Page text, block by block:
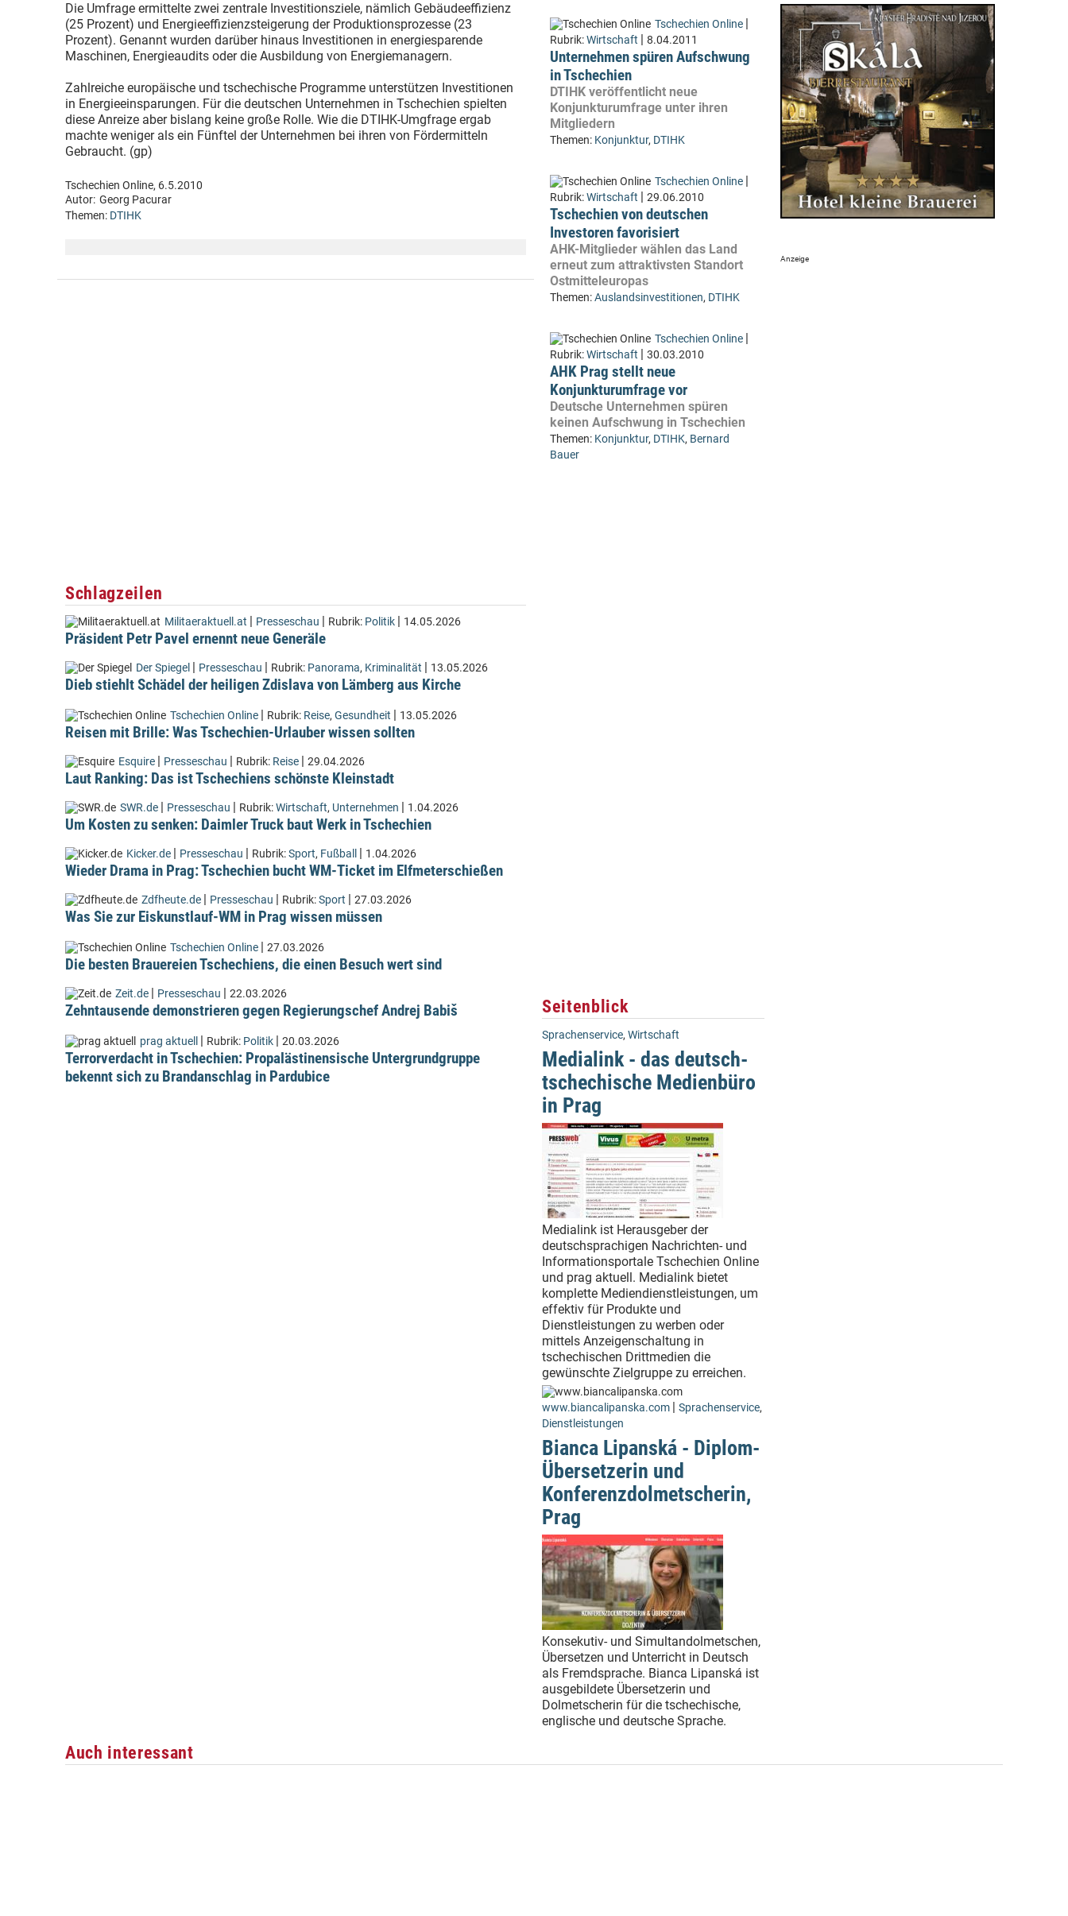
Die Umfrage ermittelte zwei zentrale Investitionsziele, nämlich Gebäudeeffizienz
(25 Prozent) und Energieeffizienzsteigerung der Produktionsprozesse (23
Prozent). Genannt wurden darüber hinaus Investitionen in energiesparende
Maschinen, Energieaudits oder die Ausbildung von Energiemanagern.
Zahlreiche europäische und tschechische Programme unterstützen Investitionen
in Energieeinsparungen. Für die deutschen Unternehmen in Tschechien spielten
diese Anreize aber bislang keine große Rolle. Wie die DTIHK-Umgfrage ergab
machte weniger als ein Fünftel der Unternehmen bei ihren von Fördermitteln
Gebraucht. (gp)
Tschechien Online, 6.5.2010
Autor: Georg Pacurar
Themen: DTIHK
Schlagzeilen
Militaeraktuell.at | Presseschau | Rubrik: Politik | 14.05.2026
Präsident Petr Pavel ernennt neue Generäle
Der Spiegel | Presseschau | Rubrik: Panorama, Kriminalität | 13.05.2026
Dieb stiehlt Schädel der heiligen Zdislava von Lämberg aus Kirche
Tschechien Online | Rubrik: Reise, Gesundheit | 13.05.2026
Reisen mit Brille: Was Tschechien-Urlauber wissen sollten
Esquire | Presseschau | Rubrik: Reise | 29.04.2026
Laut Ranking: Das ist Tschechiens schönste Kleinstadt
SWR.de | Presseschau | Rubrik:Wirtschaft, Unternehmen | 1.04.2026
Um Kosten zu senken: Daimler Truck baut Werk in Tschechien
Kicker.de | Presseschau | Rubrik:Sport, Fußball | 1.04.2026
Wieder Drama in Prag: Tschechien bucht WM-Ticket im Elfmeterschießen
Zdfheute.de | Presseschau | Rubrik:Sport | 27.03.2026
Was Sie zur Eiskunstlauf-WM in Prag wissen müssen
Tschechien Online | 27.03.2026
Die besten Brauereien Tschechiens, die einen Besuch wert sind
Zeit.de | Presseschau | 22.03.2026
Zehntausende demonstrieren gegen Regierungschef Andrej Babiš
prag aktuell | Rubrik: Politik | 20.03.2026
Terrorverdacht in Tschechien: Propalästinensische Untergrundgruppe
bekennt sich zu Brandanschlag in Pardubice
Tschechien Online |
Rubrik:Wirtschaft | 8.04.2011
Unternehmen spüren Aufschwung
in Tschechien
DTIHK veröffentlicht neue
Konjunkturumfrage unter ihren
Mitgliedern
Themen: Konjunktur, DTIHK
Tschechien Online |
Rubrik:Wirtschaft | 29.06.2010
Tschechien von deutschen
Investoren favorisiert
AHK-Mitglieder wählen das Land
erneut zum attraktivsten Standort
Ostmitteleuropas
Themen:Auslandsinvestitionen, DTIHK
Tschechien Online |
Rubrik:Wirtschaft | 30.03.2010
AHK Prag stellt neue
Konjunkturumfrage vor
Deutsche Unternehmen spüren
keinen Aufschwung in Tschechien
Themen: Konjunktur, DTIHK, Bernard
Bauer
Seitenblick
Sprachenservice, Wirtschaft
Medialink - das deutsch-
tschechische Medienbüro
in Prag
Medialink ist Herausgeber der
deutschsprachigen Nachrichten- und
Informationsportale Tschechien Online
und prag aktuell. Medialink bietet
komplette Mediendienstleistungen, um
effektiv für Produkte und
Dienstleistungen zu werben oder
mittels Anzeigenschaltung in
tschechischen Drittmedien die
gewünschte Zielgruppe zu erreichen.
www.biancalipanska.com | Sprachenservice,
Dienstleistungen
Bianca Lipanská - Diplom-
Übersetzerin und
Konferenzdolmetscherin,
Prag
Konsekutiv- und Simultandolmetschen,
Übersetzen und Unterricht in Deutsch
als Fremdsprache. Bianca Lipanská ist
ausgebildete Übersetzerin und
Dolmetscherin für die tschechische,
englische und deutsche Sprache.
Auch interessant